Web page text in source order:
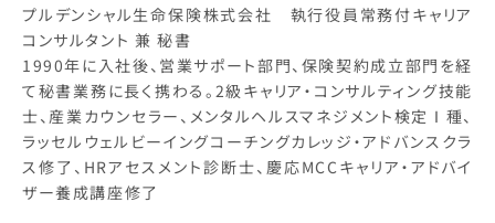
プルデンシャル生命保険株式会社 執行役員常務付キャリア
コンサルタント 兼 秘書
1990年に入社後、営業サポート部門、保険契約成立部門を経
て秘書業務に長く携わる。2級キャリア・コンサルティング技能
士、産業カウンセラー、メンタルヘルスマネジメント検定Ⅰ種、
ラッセルウェルビーイングコーチングカレッジ・アドバンスクラ
ス修了、HRアセスメント診断士、慶応MCCキャリア・アドバイ
ザー養成講座修了